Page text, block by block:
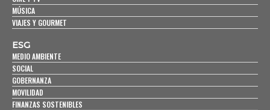
MÚSICA
VIAJES Y GOURMET
ESG
MEDIO AMBIENTE
SOCIAL
GOBERNANZA
MOVILIDAD
FINANZAS SOSTENIBLES